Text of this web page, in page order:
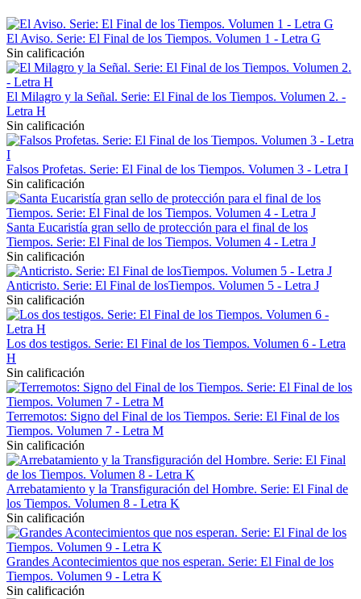
El Aviso. Serie: El Final de los Tiempos. Volumen 1 - Letra G
Sin calificación
El Milagro y la Señal. Serie: El Final de los Tiempos. Volumen 2. -
Letra H
Sin calificación
Falsos Profetas. Serie: El Final de los Tiempos. Volumen 3 - Letra I
Sin calificación
Santa Eucaristía gran sello de protección para el final de los
Tiempos. Serie: El Final de los Tiempos. Volumen 4 - Letra J
Sin calificación
Anticristo. Serie: El Final de losTiempos. Volumen 5 - Letra J
Sin calificación
Los dos testigos. Serie: El Final de los Tiempos. Volumen 6 - Letra
H
Sin calificación
Terremotos: Signo del Final de los Tiempos. Serie: El Final de los
Tiempos. Volumen 7 - Letra M
Sin calificación
Arrebatamiento y la Transfiguración del Hombre. Serie: El Final de
los Tiempos. Volumen 8 - Letra K
Sin calificación
Grandes Acontecimientos que nos esperan. Serie: El Final de los
Tiempos. Volumen 9 - Letra K
Sin calificación